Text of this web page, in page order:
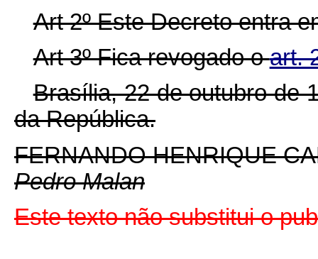
Art 2º Este Decreto entra
Art 3º Fica revogado oart.
Brasília, 22 de outubro de
da República.
FERNANDO HENRIQUE
Pedro Malan
Este texto não substitui o